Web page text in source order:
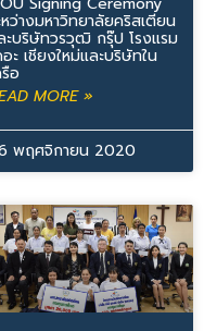
หว่างมหาวิทยาลัยคริสเตียน
ะบริษัทวรวุฒิ กรุ๊ป โรงแรม
อะ เชียงใหม่และบริษัทใน
อ
MORE »
พฤศจิกายน 2020